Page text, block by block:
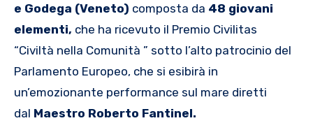
e Godega (Veneto) composta da 48 giovani
elementi, che ha ricevuto il Premio Civilitas
“Civiltà nella Comunità ” sotto l’alto patrocinio del
Parlamento Europeo, che si esibirà in
un’emozionante performance sul mare diretti
dal Maestro Roberto Fantinel.